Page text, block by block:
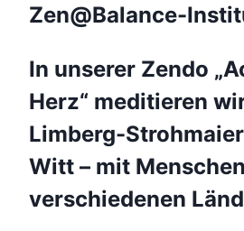
Zen@Balance-
In unserer Zendo
Herz“ meditieren
Limberg-
Witt – mit
verschiedenen